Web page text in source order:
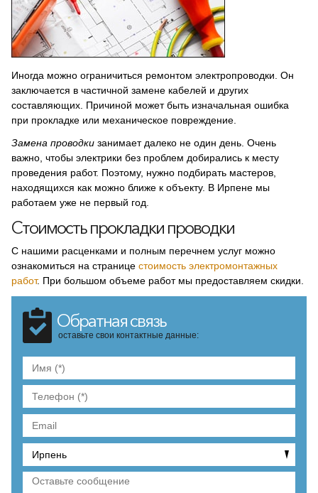
Иногда можно ограничиться ремонтом электропроводки. Он
заключается в частичной замене кабелей и других
составляющих. Причиной может быть изначальная ошибка
при прокладке или механическое повреждение.
Замена проводки занимает далеко не один день. Очень
важно, чтобы электрики без проблем добирались к месту
проведения работ. Поэтому, нужно подбирать мастеров,
находящихся как можно ближе к объекту. В Ирпене мы
работаем уже не первый год.
Стоимость прокладки проводки
С нашими расценками и полным перечнем услуг можно
ознакомиться на странице стоимость электромонтажных
работ. При большом объеме работ мы предоставляем скидки.
Обратная связь
оставьте свои контактные данные: